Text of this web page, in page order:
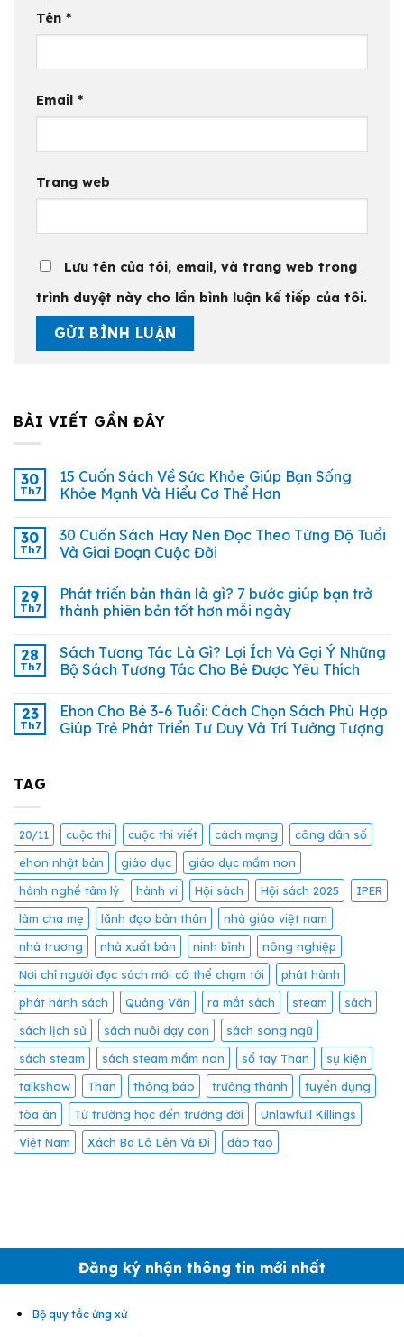
Tên *
Email *
Trang web
Lưu tên của tôi, email, và trang web trong
trình duyệt này cho lần bình luận kế tiếp của tôi.
BÀI VIẾT GẦN ĐÂY
30
Th7
15 Cuốn Sách Về Sức Khỏe Giúp Bạn Sống
Khỏe Mạnh Và Hiểu Cơ Thể Hơn
30
Th7
30 Cuốn Sách Hay Nên Đọc Theo Từng Độ Tuổi
Và Giai Đoạn Cuộc Đời
29
Th7
Phát triển bản thân là gì? 7 bước giúp bạn trở
thành phiên bản tốt hơn mỗi ngày
28
Th7
Sách Tương Tác Là Gì? Lợi Ích Và Gợi Ý Những
Bộ Sách Tương Tác Cho Bé Được Yêu Thích
23
Th7
Ehon Cho Bé 3-6 Tuổi: Cách Chọn Sách Phù Hợp
Giúp Trẻ Phát Triển Tư Duy Và Trí Tưởng Tượng
TAG
20/11 cuộc thi cuộc thi viết cách mạng
công dân số
ehon nhật bản
giáo dục
giáo dục mầm non
hành nghề tâm lý
hành vi Hội sách Hội sách 2025
IPER
làm cha mẹ
lãnh đạo bản thân
nhà giáo việt nam
nhà trương
nhà xuất bản ninh bình
nông nghiệp
Nơi chỉ người đọc sách mới có thể chạm tới
phát hành
phát hành sách
Quảng Văn ra mắt sách steam
sách
sách lịch sử
sách nuôi dạy con
sách song ngữ
sách steam
sách steam mầm non sổ tay Than
sự kiện
talkshow
Than thông báo trưởng thành
tuyển dụng
tòa án
Từ trường học đến trường đời
Unlawfull Killings
Việt Nam
Xách Ba Lô Lên Và Đi đào tạo
Đăng ký nhận thông tin mới nhất
Bộ quy tắc ứng xử